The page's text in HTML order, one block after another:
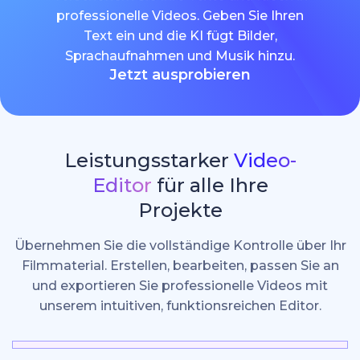
professionelle Videos. Geben Sie Ihren
Text ein und die KI fügt Bilder,
Sprachaufnahmen und Musik hinzu.
Jetzt ausprobieren
Leistungsstarker Video-
Editor für alle Ihre
Projekte
Übernehmen Sie die vollständige Kontrolle über Ihr
Filmmaterial. Erstellen, bearbeiten, passen Sie an
und exportieren Sie professionelle Videos mit
unserem intuitiven, funktionsreichen Editor.